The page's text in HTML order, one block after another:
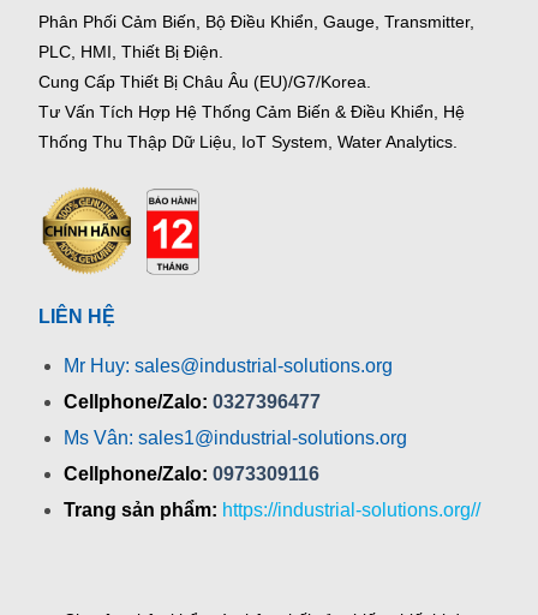
Phân Phối Cảm Biến, Bộ Điều Khiển, Gauge, Transmitter,
PLC, HMI, Thiết Bị Điện.
Cung Cấp Thiết Bị Châu Âu (EU)/G7/Korea.
Tư Vấn Tích Hợp Hệ Thống Cảm Biến & Điều Khiển, Hệ
Thống Thu Thập Dữ Liệu, IoT System, Water Analytics.
LIÊN HỆ
Mr Huy: sales@industrial-solutions.org
Cellphone/Zalo: 0327396477
Ms Vân: sales1@industrial-solutions.org
Cellphone/Zalo: 0973309116
Trang sản phẩm: https://industrial-solutions.org//